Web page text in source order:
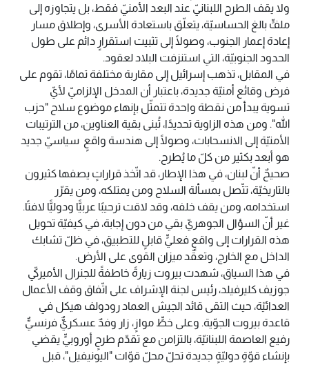
ولا يقف الطرح اللبنانيّ عند البعد الأمنيّ فقط، بل يتجاوزه إلى
ملفٍّ بالغ الحساسيّة، يتعلّق باستعادة الأسرى، وإطلاق مسار
إعادة إعمار الجنوب، وصولًا إلى تثبيت استقرارٍ دائم على طول
الحدود الجنوبيّة، التي استنزفت البلاد لعقود.
في المقابل، تذهب إسرائيل إلى مقاربة مختلفة تمامًا، تقوم على
فرض وقائع أمنيّة جديدة، باعتبار أن المدخل الإلزاميّ لأيّ
تسوية يبدأ من نقطة واحدة تتمثّل بإنهاء موضوع سلاح "حزب
الله". ومن هذه الزاوية تحديدًا، تُبنى بقية العناوين، من الترتيبات
الأمنيّة إلى الانسحابات، وصولًا إلى هندسة واقعٍ سياسيّ جديد
هو أبعد بكثير من كلّ ما يُطرح.
صحيحٌ أنّ لبنان، في هذا الإطار، قد اتّخذ قراراتٍ يصفها كثيرون
بالتاريخيّة، تتّصل بمسألة السلاح ومن يمتلكه، ومن يقرّر
استخدامه، ومن يقف خلفه، وقد لاقت ترحيبًا عربيًّا ودوليًّا لافتًا.
غير أنّ السؤال الجوهريّ بقي من دون إجابة، في كيفيّة تحويل
هذه القرارات إلى واقعٍ فعليٍّ قابلٍ للتطبيق، في ظلّ تشابك
الداخل مع الخارج، وتعقّد ميزان القوى على الأرض.
في هذا السياق، شهدت بيروت زيارةً خاطفةً للجنرال الأميركيّ
جوزيف كليرفيلد، رئيس لجنة الإشراف على اتّفاق وقف الأعمال
العدائيّة، حيث التقى قائد الجيش العماد رودولف هيكل في
قاعدة بيروت الجوّية. وعلى خطٍّ موازٍ، زار وفدٌ عسكريٌّ فرنسيٌّ
رفيع العاصمة اللبنانيّة، بالتزامن مع تقدّم طرحٍ أوروبيٍّ يقضي
بإنشاء قوّةٍ دوليّةٍ جديدة تحلّ محلّ قوّات "اليونيفيل"، قبل